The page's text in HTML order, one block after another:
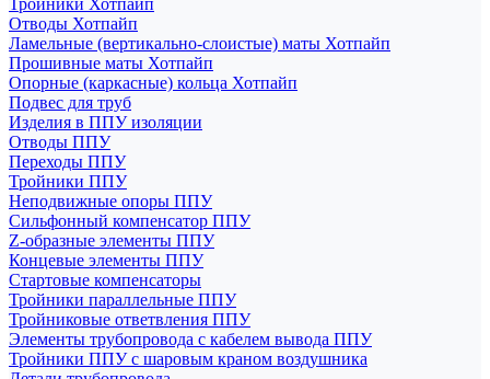
Тройники Хотпайп
Отводы Хотпайп
Ламельные (вертикально-слоистые) маты Хотпайп
Прошивные маты Хотпайп
Опорные (каркасные) кольца Хотпайп
Подвес для труб
Изделия в ППУ изоляции
Отводы ППУ
Переходы ППУ
Тройники ППУ
Неподвижные опоры ППУ
Cильфонный компенсатор ППУ
Z-образные элементы ППУ
Концевые элементы ППУ
Стартовые компенсаторы
Тройники параллельные ППУ
Тройниковые ответвления ППУ
Элементы трубопровода с кабелем вывода ППУ
Тройники ППУ с шаровым краном воздушника